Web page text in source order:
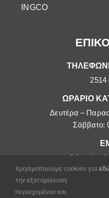
2514
ΩΡΑΡΙΟ
Δευτέρα –
Σάββατο:
INGCO
Χρησιμοποιούμε cookies για
την εξατομίκευση
περιεχομένου και